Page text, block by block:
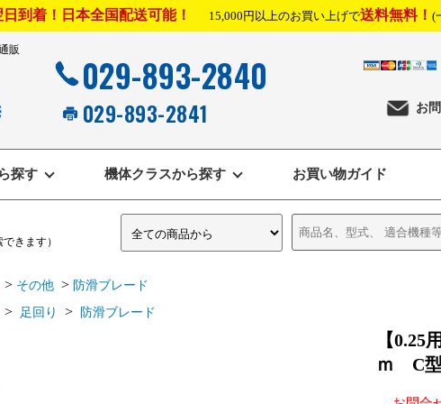
到着！日本全国配送可能！ 15,000円以上のお買い上げで送料無料！ (
販
029-893-2840
029-893-2841 お
探す 機体クラスから探す お買い物ガイド
きます）
> その他 > 防滑ブレード
> 足回り > 防滑ブレード
【
ｍ C